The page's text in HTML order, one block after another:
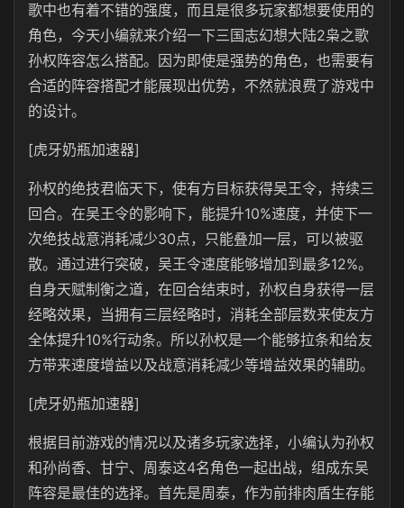
歌中也有着不错的强度，而且是很多玩家都想要使用的
角色，今天小编就来介绍一下三国志幻想大陆2枭之歌
孙权阵容怎么搭配。因为即使是强势的角色，也需要有
合适的阵容搭配才能展现出优势，不然就浪费了游戏中
的设计。
[虎牙奶瓶加速器]
孙权的绝技君临天下，使有方目标获得吴王令，持续三
回合。在吴王令的影响下，能提升10%速度，并使下一
次绝技战意消耗减少30点，只能叠加一层，可以被驱
散。通过进行突破，吴王令速度能够增加到最多12%。
自身天赋制衡之道，在回合结束时，孙权自身获得一层
经略效果，当拥有三层经略时，消耗全部层数来使友方
全体提升10%行动条。所以孙权是一个能够拉条和给友
方带来速度增益以及战意消耗减少等增益效果的辅助。
[虎牙奶瓶加速器]
根据目前游戏的情况以及诸多玩家选择，小编认为孙权
和孙尚香、甘宁、周泰这4名角色一起出战，组成东吴
阵容是最佳的选择。首先是周泰，作为前排肉盾生存能